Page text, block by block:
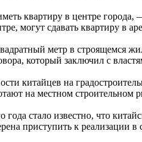
квартиру в центре
могут сдавать квартиру в
метр в строящемся
который заключил с
китайцев на
на местном строительном
года стало известно, что
приступить к реализации